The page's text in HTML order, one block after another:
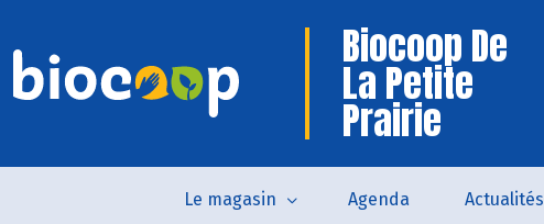
Biocoop De
La Petite
Prairie
Le magasin Agenda Actualités